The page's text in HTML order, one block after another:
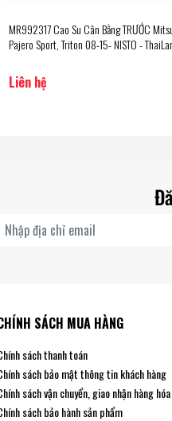
MR992317 Cao Su Cân Bằng TRƯỚC
Pajero Sport, Triton 08-15- NISTO -
Liên hệ
SÁCH MUA HÀNG
sách thanh toán
sách bảo mật thông tin khách hàng
sách vận chuyển, giao nhận hàng hóa
sách bảo hành sản phẩm